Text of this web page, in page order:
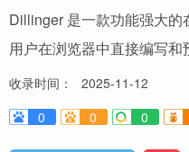
Dillinger 是一款功能强大
用户在浏览器中直接编写和
收录时间：
2025-11-12
0
0 0